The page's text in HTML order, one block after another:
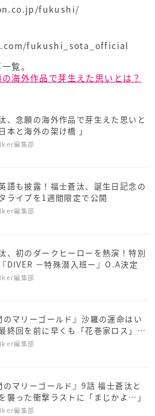
fukushi/
fukushi_sota_official
覧。
海外作品で芽生えた思いとは？
、念願の海外作品で芽生えた思いと
本と海外の架け橋 」
編集部
語も披露！福士蒼汰、誕生日記念の
ライブを1週間限定で公開
編集部
、初のダークヒーローを熱演！特別
DIVER －特殊潜入班ー』O.A決定
編集部
のマリーゴールド』沙羅の運命はい
終回を前に早くも「花巻家ロス」の
編集部
マリーゴールド』9話 福士蒼汰と
襲った衝撃ラストに「まじかよ…」
編集部